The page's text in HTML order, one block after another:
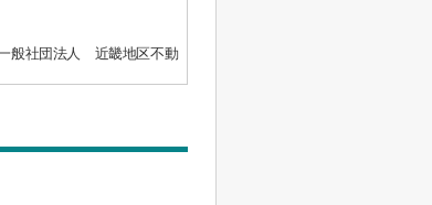
般社団法人 近畿地区不動